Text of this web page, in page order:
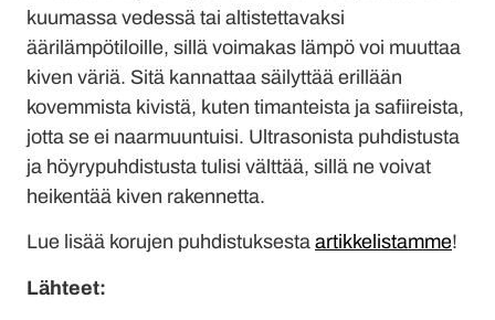
kuumassa vedessä tai altistettavaksi
äärilämpötiloille, sillä voimakas lämpö voi muuttaa
kiven väriä. Sitä kannattaa säilyttää erillään
kovemmista kivistä, kuten timanteista ja safiireista,
jotta se ei naarmuuntuisi. Ultrasonista puhdistusta
ja höyrypuhdistusta tulisi välttää, sillä ne voivat
heikentää kiven rakennetta.
Lue lisää korujen puhdistuksesta artikkelistamme!
Lähteet: